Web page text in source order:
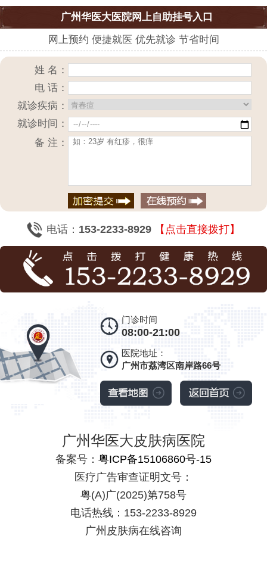
广州华医大医院网上自助挂号入口
网上预约 便捷就医 优先就诊 节省时间
姓 名：
电 话：
就诊疾病：
就诊时间：
备 注：
电话： 153-2233-8929 【点击直接拨打】
门诊时间
08:00-21:00
医院地址：
广州市荔湾区南岸路66号
广州华医大皮肤病医院
备案号： 粤ICP备15106860号-15
医疗广告审查证明文号：
粤(A)广(2025)第758号
电话热线：153-2233-8929
广州皮肤病在线咨询